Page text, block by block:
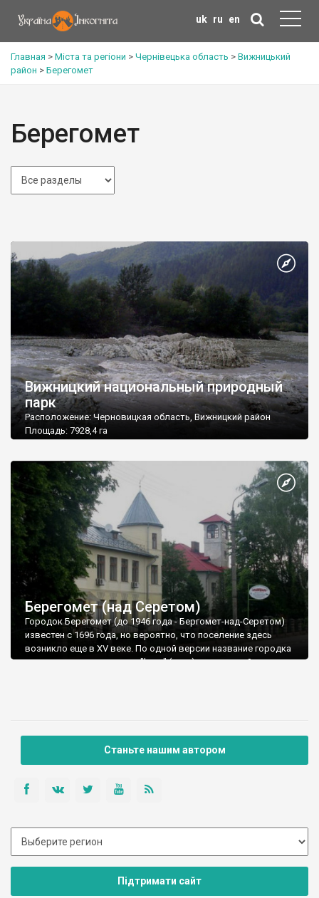
uk ru en
Главная > Міста та регіони > Чернівецька область > Вижницький
район > Берегомет
Берегомет
Вижницкий национальный природный
парк
Расположение: Черновицкая область, Вижницкий район
Площадь: 7928,4 га
Почтовый адрес: 59233, Черновицкая область, Вижницкий р-
н, пгт. Берегомет ул. Центральная, 27а
Тел./факс: (03730) 3-69-06, тел. 3-60-52, 3-63-49
e-mail: npbland@cv.ukrtel.net
Берегомет (над Серетом)
Городок Берегомет (до 1946 года - Бергомет-над-Серетом)
известен с 1696 года, но вероятно, что поселение здесь
возникло еще в XV веке. По одной версии название городка
происходит от немецкого "berg" (гора), а по второй - от
Станьте нашим автором
Підтримати сайт